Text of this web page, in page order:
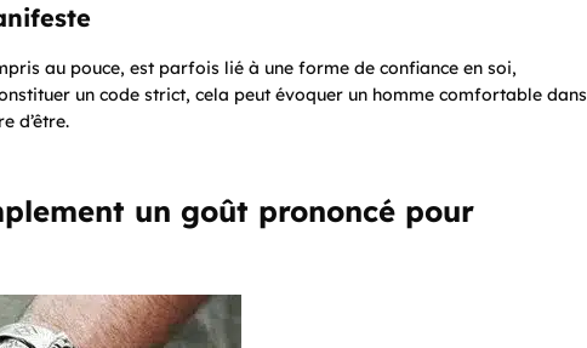
au pouce, est parfois lié à une forme de confiance en soi,
un code strict, cela peut évoquer un homme comfortable dans
d’être.
un goût prononcé pour